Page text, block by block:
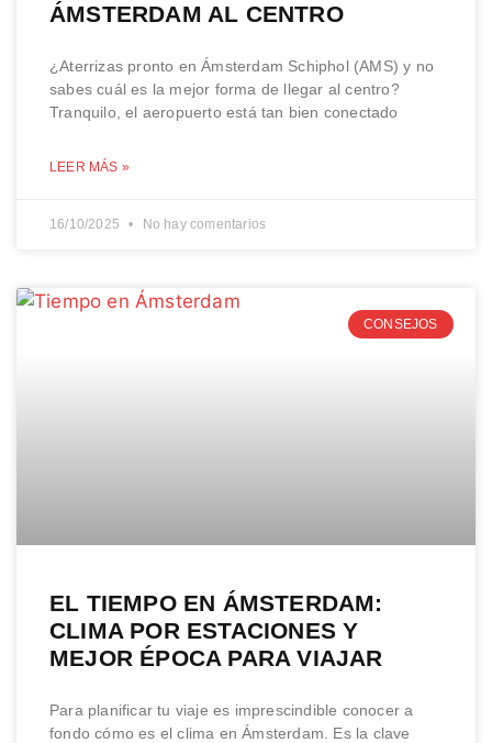
ÁMSTERDAM AL CENTRO
¿Aterrizas pronto en Ámsterdam Schiphol (AMS) y no
sabes cuál es la mejor forma de llegar al centro?
Tranquilo, el aeropuerto está tan bien conectado
LEER MÁS »
16/10/2025 No hay comentarios
CONSEJOS
EL TIEMPO EN ÁMSTERDAM:
CLIMA POR ESTACIONES Y
MEJOR ÉPOCA PARA VIAJAR
Para planificar tu viaje es imprescindible conocer a
fondo cómo es el clima en Ámsterdam. Es la clave